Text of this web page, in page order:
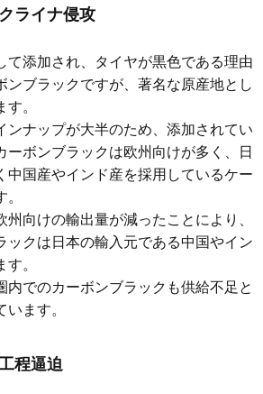
ライナ侵攻
て添加され、タイヤが黒色である理由
ンブラックですが、著名な原産地とし
。
ンナップが大半のため、添加されてい
ーボンブラックは欧州向けが多く、日
中国産やインド産を採用しているケー
州向けの輸出量が減ったことにより、
ックは日本の輸入元である中国やイン
。
内でのカーボンブラックも供給不足と
ます。
程逼迫